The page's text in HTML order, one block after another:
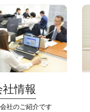
情報
社のご紹介です